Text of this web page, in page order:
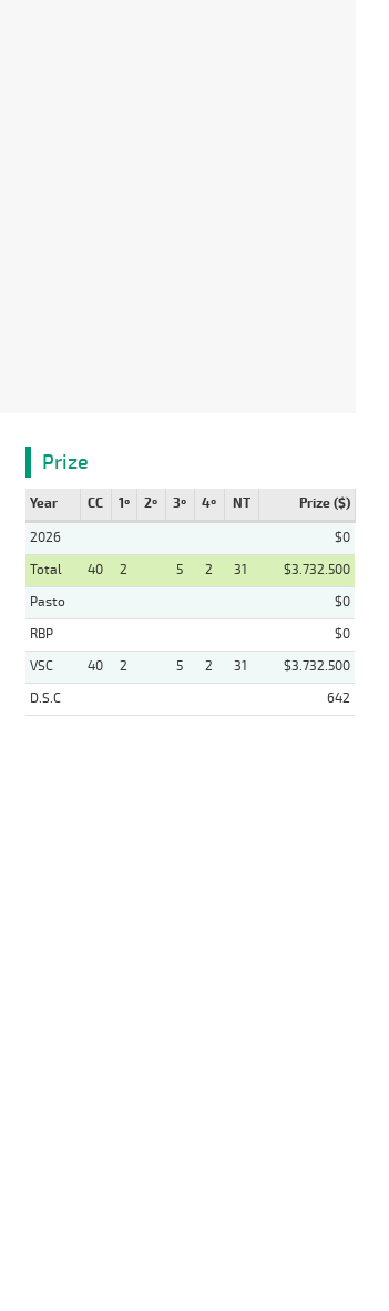
Prize
Year CC 1º 2º 3º 4º NT Prize ($)
2026
$0
Total
40 2 5 2 31
$3.732.500
Pasto
$0
RBP
$0
VSC
40 2 5 2 31
$3.732.500
D.S.C
642